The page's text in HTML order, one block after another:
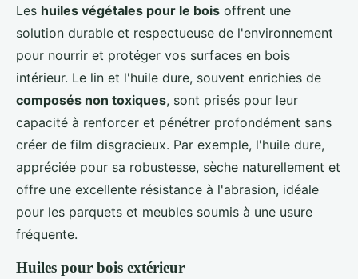
Les huiles végétales pour le bois offrent une
solution durable et respectueuse de l'environnement
pour nourrir et protéger vos surfaces en bois
intérieur. Le lin et l'huile dure, souvent enrichies de
composés non toxiques, sont prisés pour leur
capacité à renforcer et pénétrer profondément sans
créer de film disgracieux. Par exemple, l'huile dure,
appréciée pour sa robustesse, sèche naturellement et
offre une excellente résistance à l'abrasion, idéale
pour les parquets et meubles soumis à une usure
fréquente.
Huiles pour bois extérieur